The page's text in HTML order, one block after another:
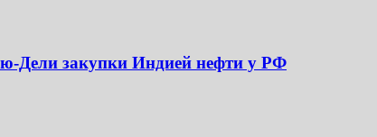
Дели закупки Индией нефти у РФ